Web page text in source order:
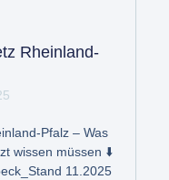
Rheinland-
Pfalz – Was
wissen müssen ⬇️
11.2025